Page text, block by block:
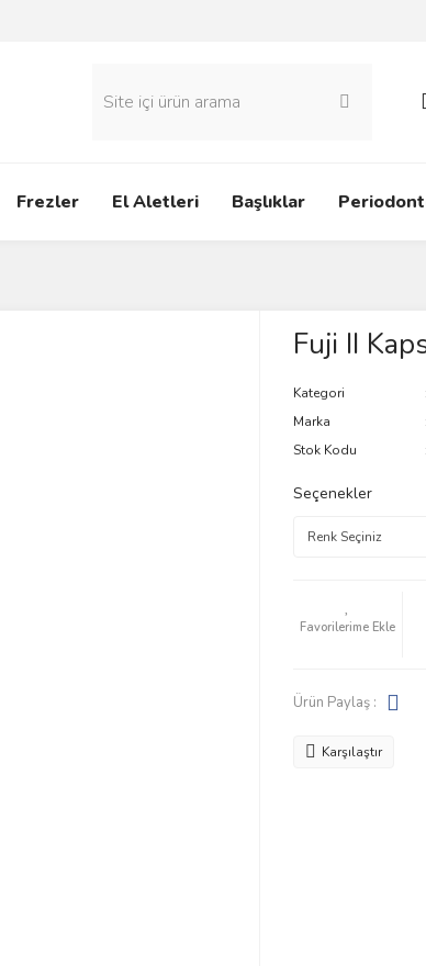
Frezler El Aletleri Başlıklar
Fuji II
Kategori
Marka
Stok Kodu
Seçenekler
Ürün Paylaş :
Karşılaştır